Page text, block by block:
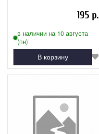
195 р.
в наличии на 10 августа
(пн)
В корзину